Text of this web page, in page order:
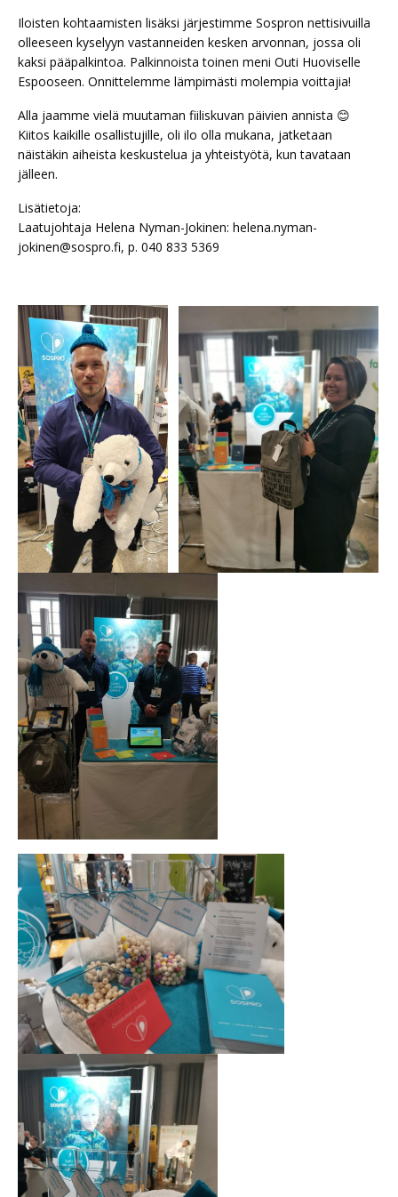
Iloisten kohtaamisten lisäksi järjestimme Sospron nettisivuilla
olleeseen kyselyyn vastanneiden kesken arvonnan, jossa oli
kaksi pääpalkintoa. Palkinnoista toinen meni Outi Huoviselle
Espooseen. Onnittelemme lämpimästi molempia voittajia!
Alla jaamme vielä muutaman fiiliskuvan päivien annista 😊
Kiitos kaikille osallistujille, oli ilo olla mukana, jatketaan
näistäkin aiheista keskustelua ja yhteistyötä, kun tavataan
jälleen.
Lisätietoja:
Laatujohtaja Helena Nyman-Jokinen: helena.nyman-
jokinen@sospro.fi, p. 040 833 5369